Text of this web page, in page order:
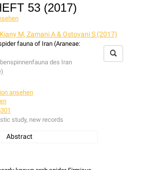
53 (2017)
M, Zamani A & Ostovani S (2017)
fauna of Iran (Araneae:
des Iran
ansehen
study, new records
Abstract
and some additional new
the country and the province.